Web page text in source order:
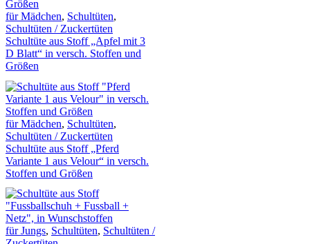
für Mädchen, Schultüten,
Schultüten / Zuckertüten
Schultüte aus Stoff „Apfel mit 3
D Blatt“ in versch. Stoffen und
Größen
für Mädchen, Schultüten,
Schultüten / Zuckertüten
Schultüte aus Stoff „Pferd
Variante 1 aus Velour“ in versch.
Stoffen und Größen
für Jungs, Schultüten, Schultüten /